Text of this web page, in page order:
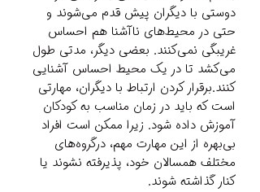
دوستی با دیگران پیش قدم می‌شوند و
حتی در محیط‌های ناآشنا هم احساس
غریبگی نمی‌کنند. بعضی دیگر، مدتی طول
می‌کشد تا در یک محیط احساس آشنایی
کنند.برقرار کردن ارتباط با دیگران، مهارتی
است که باید در زمان مناسب به کودکان
آموزش داده شود. زیرا ممکن است افراد
بی‌بهره از این مهارت مهم، درگروه‌های
مختلف همسالان خود، پذیرفته نشوند یا
کنار گذاشته شوند.